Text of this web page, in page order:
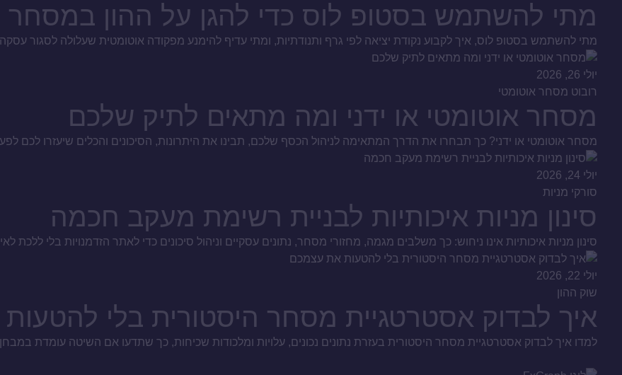
מתי להשתמש בסטופ לוס כדי להגן על ההון במסחר
מתי להשתמש בסטופ לוס, איך לקבוע נקודת יציאה לפי גרף ותנודתיות, ומתי עדיף להימנע מפקודה אוטומטית שעלולה לסגור
יולי 26, 2026
רובוט מסחר אוטומטי
מסחר אוטומטי או ידני ומה מתאים לתיק שלכם
מסחר אוטומטי או ידני? כך תבחרו את הדרך המתאימה לניהול הכסף שלכם, תבינו את היתרונות, הסיכונים והכלים שיעזרו לכם
יולי 24, 2026
סורקי מניות
סינון מניות איכותיות לבניית רשימת מעקב חכמה
סינון מניות איכותיות אינו ניחוש: כך משלבים מגמה, מחזורי מסחר, נתונים עסקיים וניהול סיכונים כדי לאתר הזדמנויות בלי ללכת
יולי 22, 2026
שוק ההון
איך לבדוק אסטרטגיית מסחר היסטורית בלי
למדו איך לבדוק אסטרטגיית מסחר היסטורית בעזרת נתונים נכונים, עלויות ומלכודות שכיחות, כך שתדעו אם השיטה עומדת